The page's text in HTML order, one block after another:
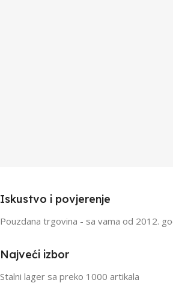
Iskustvo i povjerenje
Pouzdana trgovina - sa vama od 2012.
Najveći izbor
Stalni lager sa preko 1000 artikala